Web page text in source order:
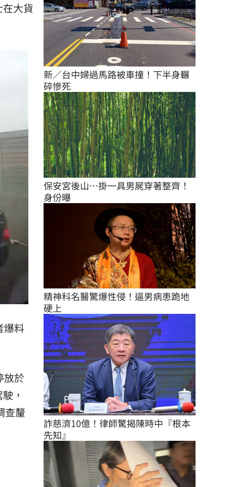
大貨
爆料
放於
，
查釐
新／台中婦過馬路被車撞！下半身輾
碎慘死
保安宮後山…掛一具男屍穿著整齊！
身份曝
精神科名醫驚爆性侵！逼男病患跪地
硬上
詐慈濟10億！律師驚揭陳時中『根本
先知』